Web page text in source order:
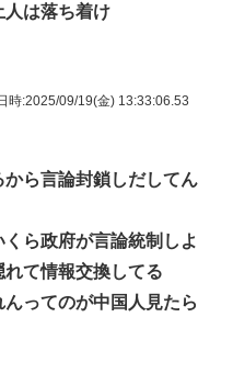
人は落ち着け
時:2025/09/19(金) 13:33:06.53
ら言論封鎖しだしてん
ら政府が言論統制しよ
て情報交換してる
ってのが中国人見たら